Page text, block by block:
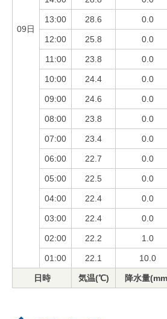
09日
13:00 28.6 0.0
12:00 25.8 0.0
11:00 23.8 0.0
10:00 24.4 0.0
09:00 24.6 0.0
08:00 23.8 0.0
07:00 23.4 0.0
06:00 22.7 0.0
05:00 22.5 0.0
04:00 22.4 0.0
03:00 22.4 0.0
02:00 22.2 1.0
01:00 22.1 10.0
日時 気温(℃) 降水量